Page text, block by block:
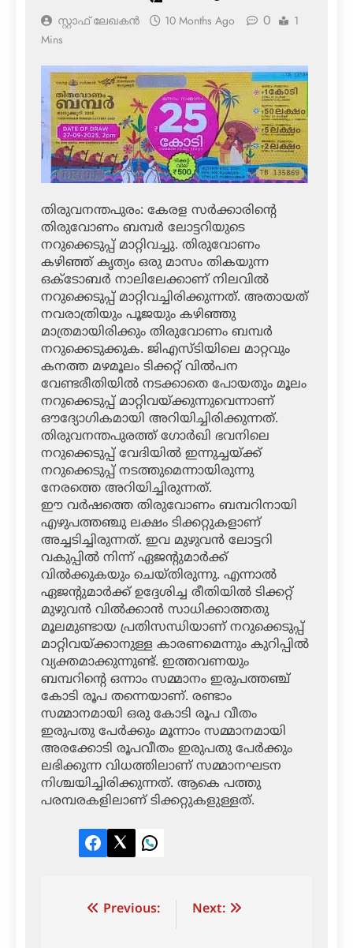
സ്റ്റാഫ് ലേഖകൻ 10 Months Ago 0
1
Mins
തിരുവനന്തപുരം: കേരള സര്‍ക്കാരിന്റെ
തിരുവോണം ബമ്പര്‍ ലോട്ടറിയുടെ
നറുക്കെടുപ്പ് മാറ്റിവച്ചു. തിരുവോണം
കഴിഞ്ഞ് കൃത്യം ഒരു മാസം തികയുന്ന
ഒക്ടോബര്‍ നാലിലേക്കാണ് നിലവില്‍
നറുക്കെടുപ്പ് മാറ്റിവച്ചിരിക്കുന്നത്. അതായത്
നവരാത്രിയും പൂജയും കഴിഞ്ഞു
മാത്രമായിരിക്കും തിരുവോണം ബമ്പര്‍
നറുക്കെടുക്കുക. ജിഎസ്ടിയിലെ മാറ്റവും
കനത്ത മഴമൂലം ടിക്കറ്റ് വില്‍പന
വേണ്ടരീതിയില്‍ നടക്കാതെ പോയതും മൂലം
നറുക്കെടുപ്പ് മാറ്റിവയ്ക്കുന്നുവെന്നാണ്
ഔദ്യോഗികമായി അറിയിച്ചിരിക്കുന്നത്.
തിരുവനന്തപുരത്ത് ഗോര്‍ഖി ഭവനിലെ
നറുക്കെടുപ്പ് വേദിയില്‍ ഇന്നുച്ചയ്ക്ക്
നറുക്കെടുപ്പ് നടത്തുമെന്നായിരുന്നു
നേരത്തെ അറിയിച്ചിരുന്നത്.
ഈ വര്‍ഷത്തെ തിരുവോണം ബമ്പറിനായി
എഴുപത്തഞ്ചു ലക്ഷം ടിക്കറ്റുകളാണ്
അച്ചടിച്ചിരുന്നത്. ഇവ മുഴുവന്‍ ലോട്ടറി
വകുപ്പില്‍ നിന്ന് ഏജന്റുമാര്‍ക്ക്
വില്‍ക്കുകയും ചെയ്തിരുന്നു. എന്നാല്‍
ഏജന്റുമാര്‍ക്ക് ഉദ്ദേശിച്ച രീതിയില്‍ ടിക്കറ്റ്
മുഴുവന്‍ വില്‍ക്കാന്‍ സാധിക്കാത്തതു
മൂലമുണ്ടായ പ്രതിസന്ധിയാണ് നറുക്കെടുപ്പ്
മാറ്റിവയ്ക്കാനുള്ള കാരണമെന്നും കുറിപ്പില്‍
വ്യക്തമാക്കുന്നുണ്ട്. ഇത്തവണയും
ബമ്പറിന്റെ ഒന്നാം സമ്മാനം ഇരുപത്തഞ്ച്
കോടി രൂപ തന്നെയാണ്. രണ്ടാം
സമ്മാനമായി ഒരു കോടി രൂപ വീതം
ഇരുപതു പേര്‍ക്കും മൂന്നാം സമ്മാനമായി
അരക്കോടി രൂപവീതം ഇരുപതു പേര്‍ക്കും
ലഭിക്കുന്ന വിധത്തിലാണ് സമ്മാനഘടന
നിശ്ചയിച്ചിരിക്കുന്നത്. ആകെ പത്തു
പരമ്പരകളിലാണ് ടിക്കറ്റുകളുള്ളത്.
Facebook
TwitterLinkedIn
Post Previous: Next: